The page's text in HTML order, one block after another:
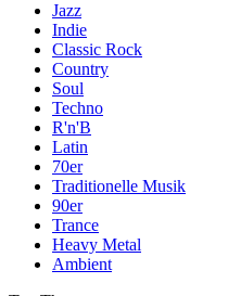
Jazz
Indie
Classic Rock
Country
Soul
Techno
R'n'B
Latin
70er
Traditionelle Musik
90er
Trance
Heavy Metal
Ambient